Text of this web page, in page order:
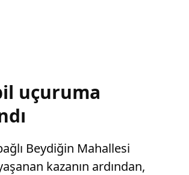
uçuruma
Beydiğin Mahallesi
kazanın ardından,